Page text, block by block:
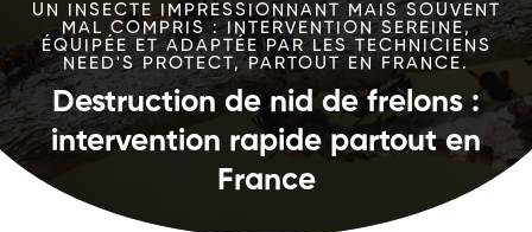
UN INSECTE IMPRESSIONNANT MAIS SOUVENT
MAL COMPRIS : INTERVENTION SEREINE,
ÉQUIPÉE ET ADAPTÉE PAR LES TECHNICIENS
NEED'S PROTECT, PARTOUT EN FRANCE.
Destruction de nid de frelons :
intervention rapide partout en
France